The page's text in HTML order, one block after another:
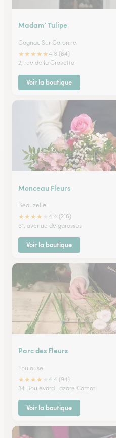
Madam’ Tulipe
Gagnac Sur Garonne
★★★★★4.8 (84)
2, rue de la Gravette
Voir la boutique
Monceau Fleurs
Beauzelle
★★★★
4.4 (216)
61, avenue de garossos
Voir la boutique
Parc des Fleurs
Toulouse
★★★★
4.4 (94)
34 Boulevard Lazare Carnot
Voir la boutique